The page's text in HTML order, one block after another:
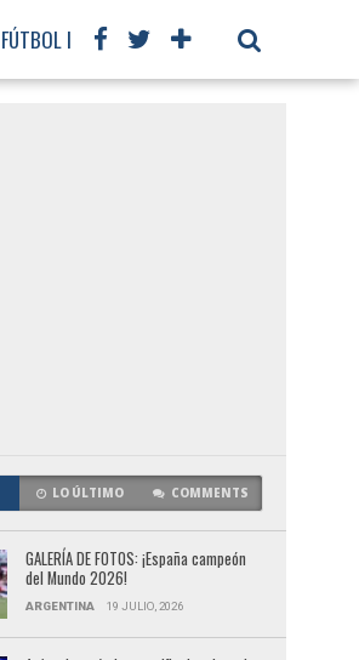
FÚTBOL INTERNACIONAL
LO ÚLTIMO COMMENTS
GALERÍA DE FOTOS: ¡España campeón
del Mundo 2026!
ARGENTINA 19 JULIO, 2026